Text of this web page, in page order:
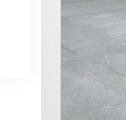
Qu’est-ce que la